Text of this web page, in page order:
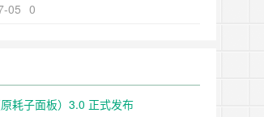
05 0
耗子面板）3.0 正式发布